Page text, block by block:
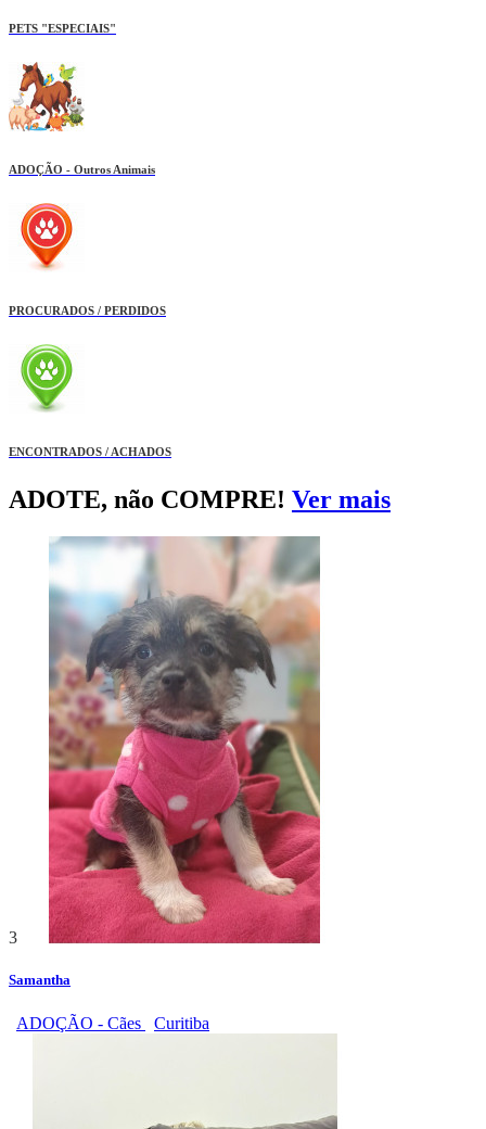
PETS "ESPECIAIS"
ADOÇÃO - Outros Animais
PROCURADOS / PERDIDOS
ENCONTRADOS / ACHADOS
ADOTE, não COMPRE! Ver mais
3
Samantha
ADOÇÃO - Cães Curitiba